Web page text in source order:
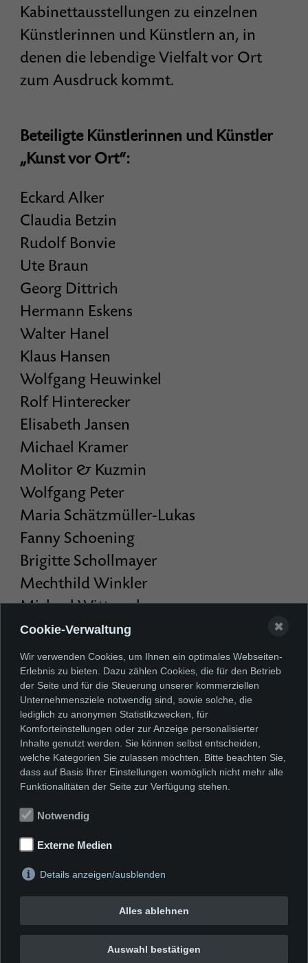
Kabinettausstellungen zu einzelnen
Künstlerinnen und Künstlern an, in
denen die lebendige Vielfalt vor Ort
zum Ausdruck kommt.
Beteiligte Künstlerinnen und Künstler
„Kunst vor Ort“:
Eckard Alker
Claudia Betzin
Rudolf Bonvie
Ute Braun
Georg Dittrich
Hermann Eskens
Walter Hanel
Klaus Hansen
Wolfgang Heuwinkel
Rolf Hinterecker
Elisabeth Jansen
Michael Kramer
Molitor & Kuzmin
Wolfgang Peter
Maria Schätzmüller-Lukas
Fanny Schoening
Brigitte Schollmayer
Mechthild Winkler
Michael Wittassek
Darüber hinaus sind in der aktuellen
Ausstellung „NEU AUFGESTELLT –
Neuerwerbungen, Schenkungen,
Dauerleihgaben und mehr“ parallel
weitere Werke folgender, mit Bergisch
Gladbach verbundener Künstlerinnen
Mary Bauermeister
Winfried Junge
Petra Paffenholz
Rosemarie Stuffer
Cookie-Verwaltung
Wir verwenden Cookies, um Ihnen ein optimales Webseiten-
Erlebnis zu bieten. Dazu zählen Cookies, die für den Betrieb
der Seite und für die Steuerung unserer kommerziellen
Unternehmensziele notwendig sind, sowie solche, die
lediglich zu anonymen Statistikzwecken, für
Komforteinstellungen oder zur Anzeige personalisierter
Inhalte genutzt werden. Sie können selbst entscheiden,
welche Kategorien Sie zulassen möchten. Bitte beachten Sie,
dass auf Basis Ihrer Einstellungen womöglich nicht mehr alle
Funktionalitäten der Seite zur Verfügung stehen.
Notwendig
Externe Medien
Details anzeigen/ausblenden
Alles ablehnen
Auswahl bestätigen
✖